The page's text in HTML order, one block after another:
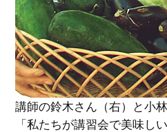
講師の鈴木さん（右）と小林
「私たちが講習会で美味し